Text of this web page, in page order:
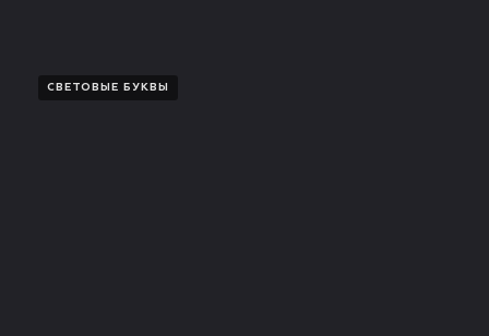
СВЕТОВЫЕ БУКВЫ